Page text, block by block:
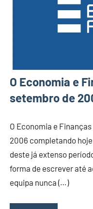
O Economia e
setembro de
O Economia e
2006 completando
deste já extenso
forma de escrever até
equipa nunca (…)